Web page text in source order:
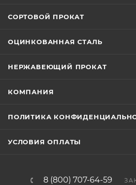
СОРТОВОЙ ПРОКАТ
ОЦИНКОВАННАЯ СТАЛЬ
НЕРЖАВЕЮЩИЙ ПРОКАТ
КОМПАНИЯ
ПОЛИТИКА
УСЛОВИЯ ОПЛАТЫ
8 (800) 707-64-59